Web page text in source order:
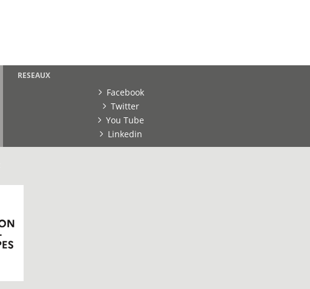
RESEAUX
Facebook
Twitter
You Tube
Linkedin